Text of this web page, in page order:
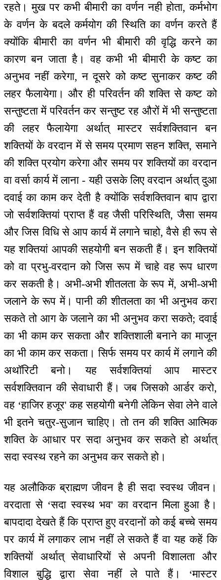
रहते। मुख पर कभी बीमारी का वर्णन नही होता, कर्मभोग
के वर्णन के बदले कर्मयोग की स्थिति का वर्णन करते हैं
क्योंकि बीमारी का वर्णन भी बीमारी की वृद्धि करने का
कारण बन जाता है। वह कभी भी बीमारी के कष्ट का
अनुभव नहीं करेगा, न दूसरे को कष्ट सुनाकर कष्ट की
लहर फैलायेगा। और ही परिवर्तन की शक्ति से कष्ट को
सन्तुष्टता में परिवर्तन कर सन्तुष्ट रह औरों में भी सन्तुष्टता
की लहर फैलायेगा अर्थात् मास्टर सर्वशक्तिवान बन
शक्तियों के वरदान में से समय प्रमाण सहन शक्ति, समाने
की शक्ति प्रयोग करेगा और समय पर शक्तियों का वरदान
वा वर्सा कार्य में लाना - यही उसके लिए वरदान अर्थात् दुआ
दवाई का काम कर देती है क्योंकि सर्वशक्तिवान बाप द्वारा
जो सर्वशक्तियां प्राप्त हैं वह जैसी परिस्थिति, जैसा समय
और जिस विधि से आप कार्य में लगाने चाहो, वैसे ही रूप से
यह शक्तियां आपकी सहयोगी बन सकती हैं। इन शक्तियों
को वा प्रभु-वरदान को जिस रूप में चाहे वह रूप धारण
कर सकती है। अभी-अभी शीतलता के रूप में, अभी-अभी
जलाने के रूप में। पानी की शीतलता का भी अनुभव करा
सकते तो आग के जलाने का भी अनुभव करा सकते; दवाई
का भी काम कर सकता और शक्तिशाली बनाने का माजून
का भी काम कर सकता। सिर्फ समय पर कार्य में लगाने की
अथॉरिटी बनो। यह सर्वशक्तियां आप मास्टर
सर्वशक्तिवान की सेवाधारी हैं। जब जिसको आर्डर करो,
वह ‘हाजिर हजूर' कह सहयोगी बनेगी लेकिन सेवा लेने वाले
भी इतने चतुर-सुजान चाहिए। तो तन की शक्ति आत्मिक
शक्ति के आधार पर सदा अनुभव कर सकते हो अर्थात्
सदा स्वस्थ रहने का अनुभव कर सकते हो।
यह अलौकिक ब्राह्मण जीवन है ही सदा स्वस्थ जीवन।
वरदाता से ‘सदा स्वस्थ भव' का वरदान मिला हुआ है।
बापदादा देखते हैं कि प्राप्त हुए वरदानों को कई बच्चे समय
पर कार्य में लगाकर लाभ नहीं ले सकते हैं वा यह कहें कि
शक्तियों अर्थात् सेवाधारियों से अपनी विशालता और
विशाल बुद्धि द्वारा सेवा नहीं ले पाते हैं। ‘मास्टर